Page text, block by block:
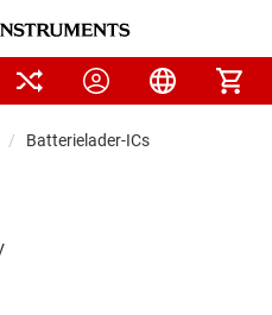
Batterielader-ICs